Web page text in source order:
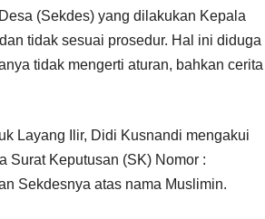
(Sekdes) yang dilakukan Kepala
tidak sesuai prosedur. Hal ini diduga
tidak mengerti aturan, bahkan cerita
Layang Ilir, Didi Kusnandi mengakui
Surat Keputusan (SK) Nomor :
Sekdesnya atas nama Muslimin.